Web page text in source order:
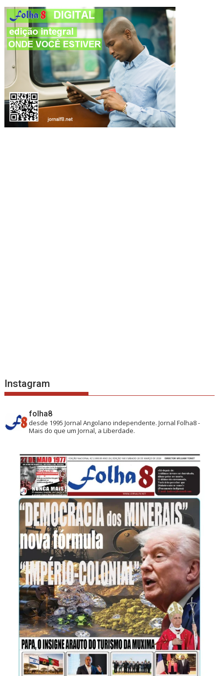
Instagram
folha8
desde 1995 Jornal Angolano independente.Jornal Folha8 -
Mais do que um Jornal, a Liberdade.